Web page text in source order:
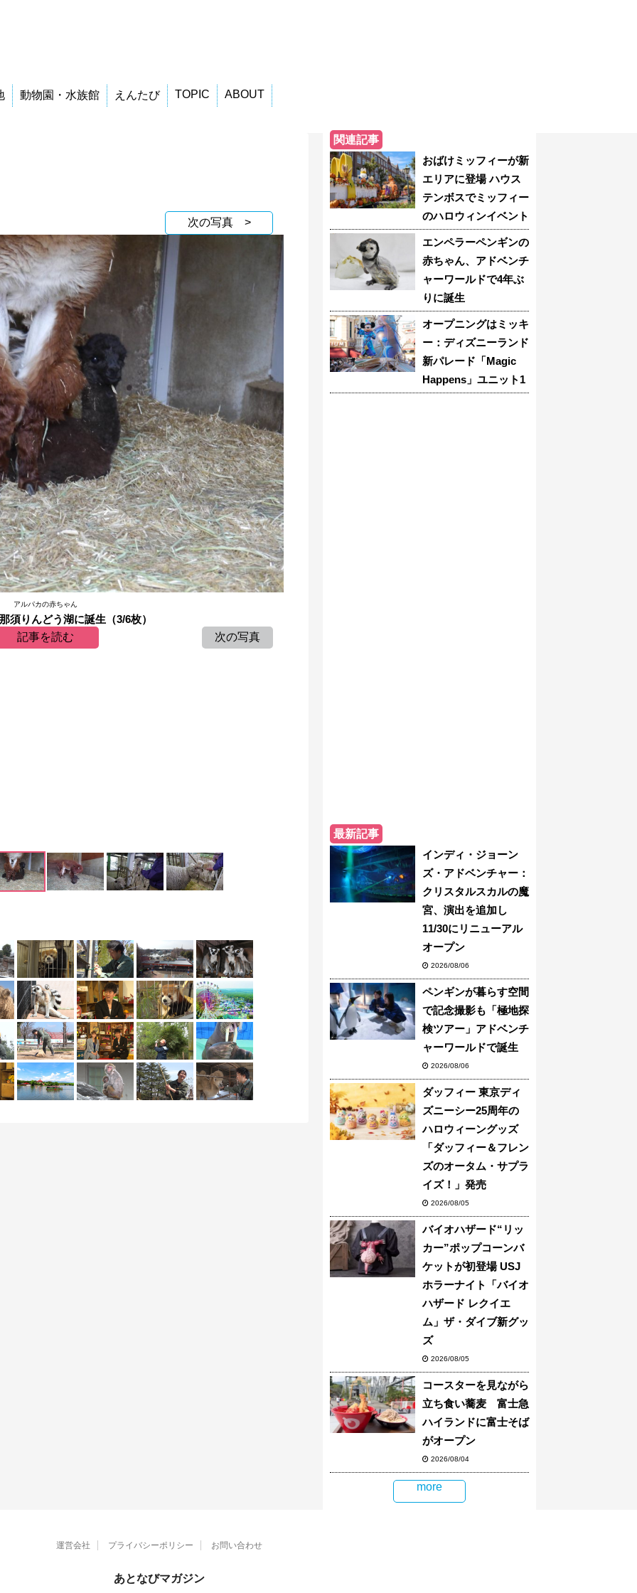
動物園・水族館 えんたび TOPIC ABOUT
次の写真 >
アルパカの赤ちゃん
須りんどう湖に誕生（3/6枚）
記事を読む
次の写真
関連記事
おばけミッフィーが新
エリアに登場 ハウス
テンボスでミッフィー
のハロウィンイベント
エンペラーペンギンの
赤ちゃん、アドベンチ
ャーワールドで4年ぶ
りに誕生
オープニングはミッキ
ー：ディズニーランド
新パレード「Magic
Happens」ユニット1
最新記事
インディ・ジョーン
ズ・アドベンチャー：
クリスタルスカルの魔
宮、演出を追加し
11/30にリニューアル
オープン
2026/08/06
ペンギンが暮らす空間
で記念撮影も「極地探
検ツアー」アドベンチ
ャーワールドで誕生
2026/08/06
ダッフィー 東京ディ
ズニーシー25周年の
ハロウィーングッズ
「ダッフィー＆フレン
ズのオータム・サプラ
イズ！」発売
2026/08/05
バイオハザード“リッ
カー”ポップコーンバ
ケットが初登場 USJ
ホラーナイト「バイオ
ハザード レクイエ
ム」ザ・ダイブ新グッ
ズ
2026/08/05
コースターを見ながら
立ち食い蕎麦 富士急
ハイランドに富士そば
がオープン
2026/08/04
more
運営会社 プライバシーポリシー お問い合わせ
あとなびマガジン